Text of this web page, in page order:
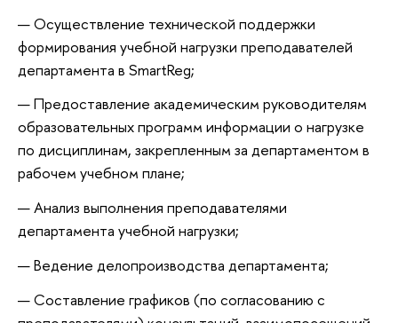
Осуществление технической поддержки
формирования учебной нагрузки преподавателей
департамента в SmartReg;
Предоставление академическим руководителям
образовательных программ информации о нагрузке
по дисциплинам, закрепленным за департаментом в
рабочем учебном плане;
Анализ выполнения преподавателями
департамента учебной нагрузки;
Ведение делопроизводства департамента;
Составление графиков (по согласованию с